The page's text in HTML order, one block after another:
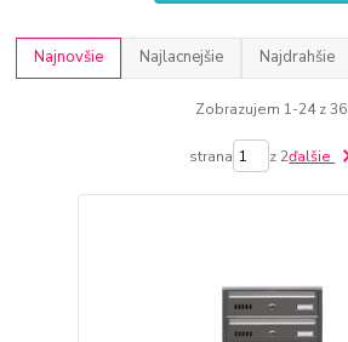
Najnovšie Najlacnejšie Najdrahšie
Zobrazujem 1-24 z 36
strana z 2ďalšie